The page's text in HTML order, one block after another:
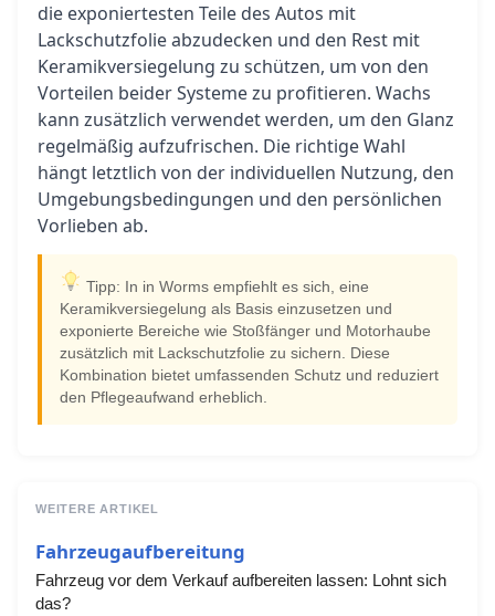
die exponiertesten Teile des Autos mit
Lackschutzfolie abzudecken und den Rest mit
Keramikversiegelung zu schützen, um von den
Vorteilen beider Systeme zu profitieren. Wachs
kann zusätzlich verwendet werden, um den Glanz
regelmäßig aufzufrischen. Die richtige Wahl
hängt letztlich von der individuellen Nutzung, den
Umgebungsbedingungen und den persönlichen
Vorlieben ab.
Tipp: In in Worms empfiehlt es sich, eine
Keramikversiegelung als Basis einzusetzen und
exponierte Bereiche wie Stoßfänger und Motorhaube
zusätzlich mit Lackschutzfolie zu sichern. Diese
Kombination bietet umfassenden Schutz und reduziert
den Pflegeaufwand erheblich.
WEITERE ARTIKEL
Fahrzeugaufbereitung
Fahrzeug vor dem Verkauf aufbereiten lassen: Lohnt sich
das?